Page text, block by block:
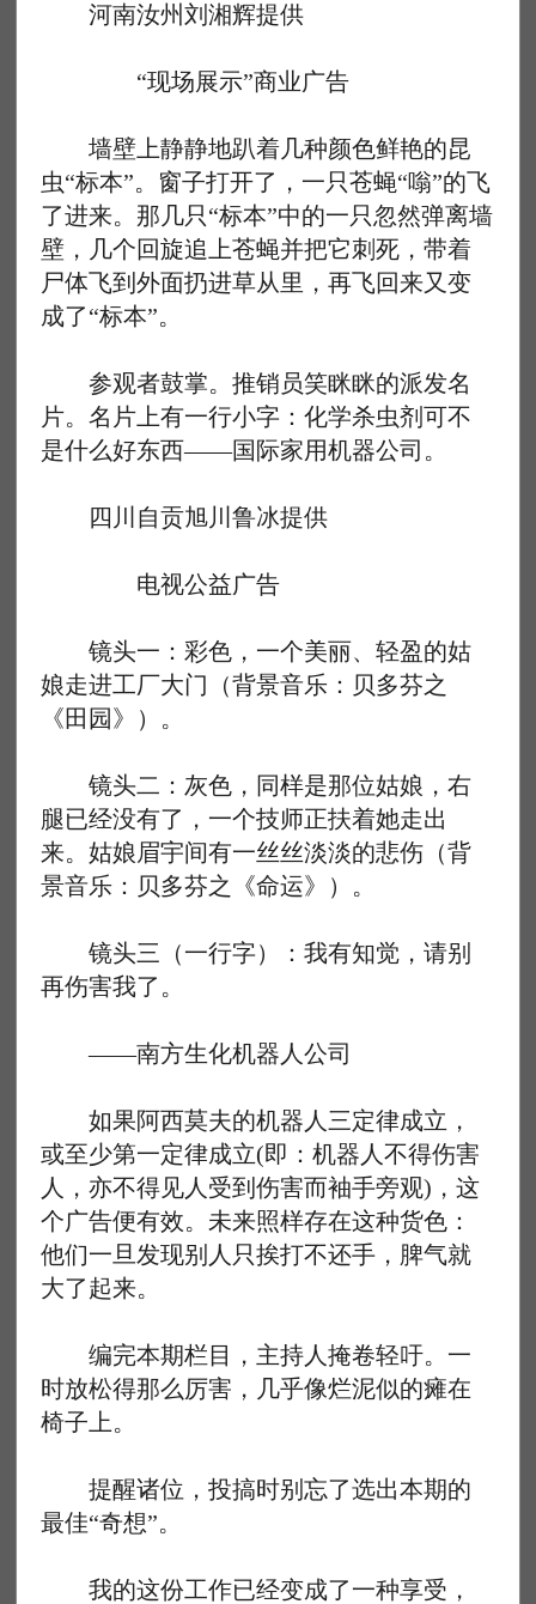
河南汝州刘湘辉提供
“现场展示”商业广告
墙壁上静静地趴着几种颜色鲜艳的昆
虫“标本”。窗子打开了，一只苍蝇“嗡”的飞
了进来。那几只“标本”中的一只忽然弹离墙
壁，几个回旋追上苍蝇并把它刺死，带着
尸体飞到外面扔进草从里，再飞回来又变
成了“标本”。
参观者鼓掌。推销员笑眯眯的派发名
片。名片上有一行小字：化学杀虫剂可不
是什么好东西——国际家用机器公司。
四川自贡旭川鲁冰提供
电视公益广告
镜头一：彩色，一个美丽、轻盈的姑
娘走进工厂大门（背景音乐：贝多芬之
《田园》）。
镜头二：灰色，同样是那位姑娘，右
腿已经没有了，一个技师正扶着她走出
来。姑娘眉宇间有一丝丝淡淡的悲伤（背
景音乐：贝多芬之《命运》）。
镜头三（一行字）：我有知觉，请别
再伤害我了。
——南方生化机器人公司
如果阿西莫夫的机器人三定律成立，
或至少第一定律成立(即：机器人不得伤害
人，亦不得见人受到伤害而袖手旁观)，这
个广告便有效。未来照样存在这种货色：
他们一旦发现别人只挨打不还手，脾气就
大了起来。
编完本期栏目，主持人掩卷轻吁。一
时放松得那么厉害，几乎像烂泥似的瘫在
椅子上。
提醒诸位，投搞时别忘了选出本期的
最佳“奇想”。
我的这份工作已经变成了一种享受，